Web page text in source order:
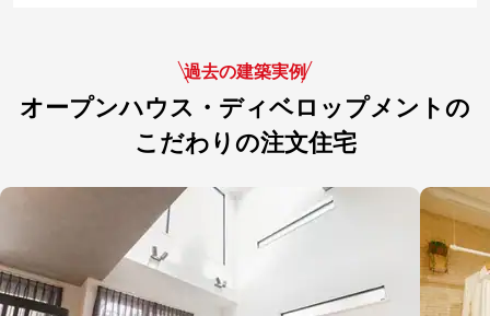
過去の建築実例
オープンハウス・ディベロップメントの
こだわりの注文住宅